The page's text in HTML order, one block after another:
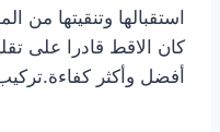
استقبالها وتنقيتها من
كان الاقط قادرا على
أفضل وأكثر